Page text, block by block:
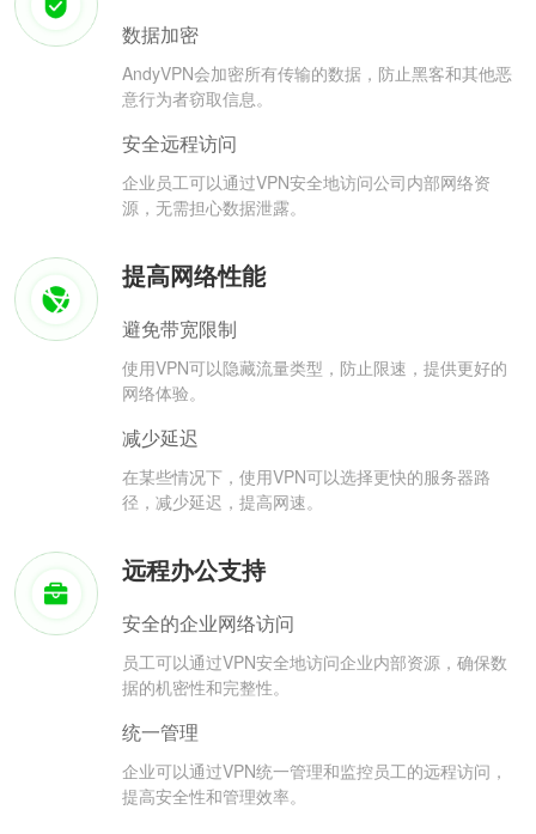
数据加密
AndyVPN会加密所有传输的数据，防止黑客和其他恶
意行为者窃取信息。
安全远程访问
企业员工可以通过VPN安全地访问公司内部网络资
源，无需担心数据泄露。
提高网络性能
避免带宽限制
使用VPN可以隐藏流量类型，防止限速，提供更好的
网络体验。
减少延迟
在某些情况下，使用VPN可以选择更快的服务器路
径，减少延迟，提高网速。
远程办公支持
安全的企业网络访问
员工可以通过VPN安全地访问企业内部资源，确保数
据的机密性和完整性。
统一管理
企业可以通过VPN统一管理和监控员工的远程访问，
提高安全性和管理效率。